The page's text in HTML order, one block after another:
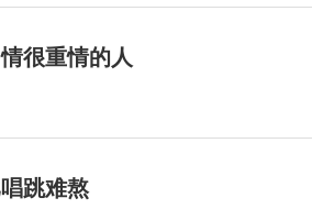
很重情的人
跳难熬